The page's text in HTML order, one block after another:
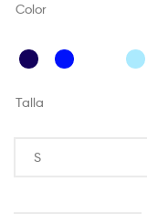
Color
Talla